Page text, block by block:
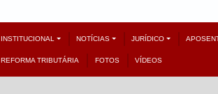
INSTITUCIONAL NOTÍCIAS JURÍDICO
REFORMA TRIBUTÁRIA FOTOS VÍDEOS